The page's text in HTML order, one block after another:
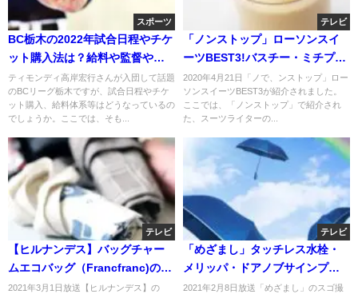
スポーツ
BC栃木の2022年試合日程やチケ
ット購入法は？給料や監督や有
名選手は？
ティモンディ高岸宏行さんが入団して話題
のBCリーグ栃木ですが、試合日程やチケ
ット購入、給料体系等はどうなっているの
でしょうか。ここでは、そも...
テレビ
「ノンストップ」ローソンスイ
ーツBEST3!バスチー・ミチプ
ー・ツインシュー？
2020年4月21日「ノで、ンストップ」ロー
ソンスイーツBEST3が紹介されました。
ここでは、「ノンストップ」で紹介され
た、スーツライターの...
テレビ
【ヒルナンデス】バッグチャー
ムエコバッグ（Francfranc)のお
取り寄せ！エルンエコバッグ
2021年3月1日放送【ヒルナンデス】の
テレビ
「めざまし」タッチレス水栓・
メリッパ・ドアノブサインプレ
ーﾄ等のお取り寄せ！
2021年2月8日放送「めざまし」のスゴ撮